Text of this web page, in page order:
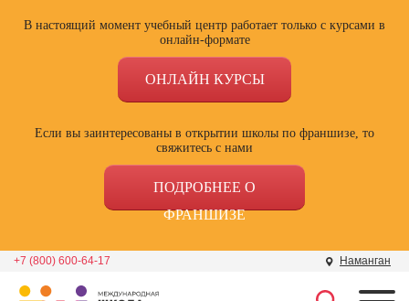
В настоящий момент учебный центр работает только с курсами в
онлайн-формате
ОНЛАЙН КУРСЫ
Если вы заинтересованы в открытии школы по франшизе, то
свяжитесь с нами
ПОДРОБНЕЕ О
ФРАНШИЗЕ
+7 (800) 600-64-17 Наманган